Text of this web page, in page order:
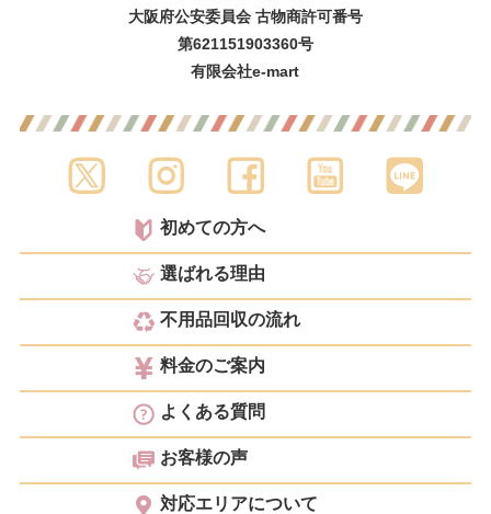
大阪府公安委員会 古物商許可番号
第621151903360号
有限会社e-mart
初めての方へ
選ばれる理由
不用品回収の流れ
料金のご案内
よくある質問
お客様の声
対応エリアについて